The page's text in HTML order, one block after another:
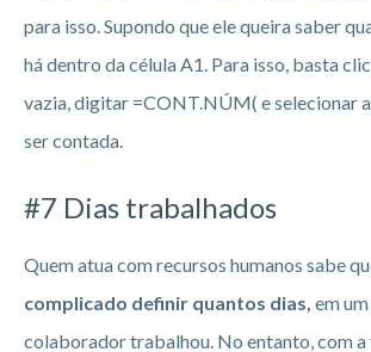
para isso. Supondo que ele queira saber
há dentro da célula A1. Para isso, basta
vazia, digitar =CONT.NÚM( e selecionar
ser contada.
#7 Dias trabalhados
Quem atua com recursos humanos sabe
complicado definir quantos dias, em
colaborador trabalhou. No entanto, com a